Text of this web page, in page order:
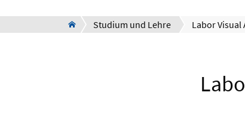
Studium und Lehre Labor Visual